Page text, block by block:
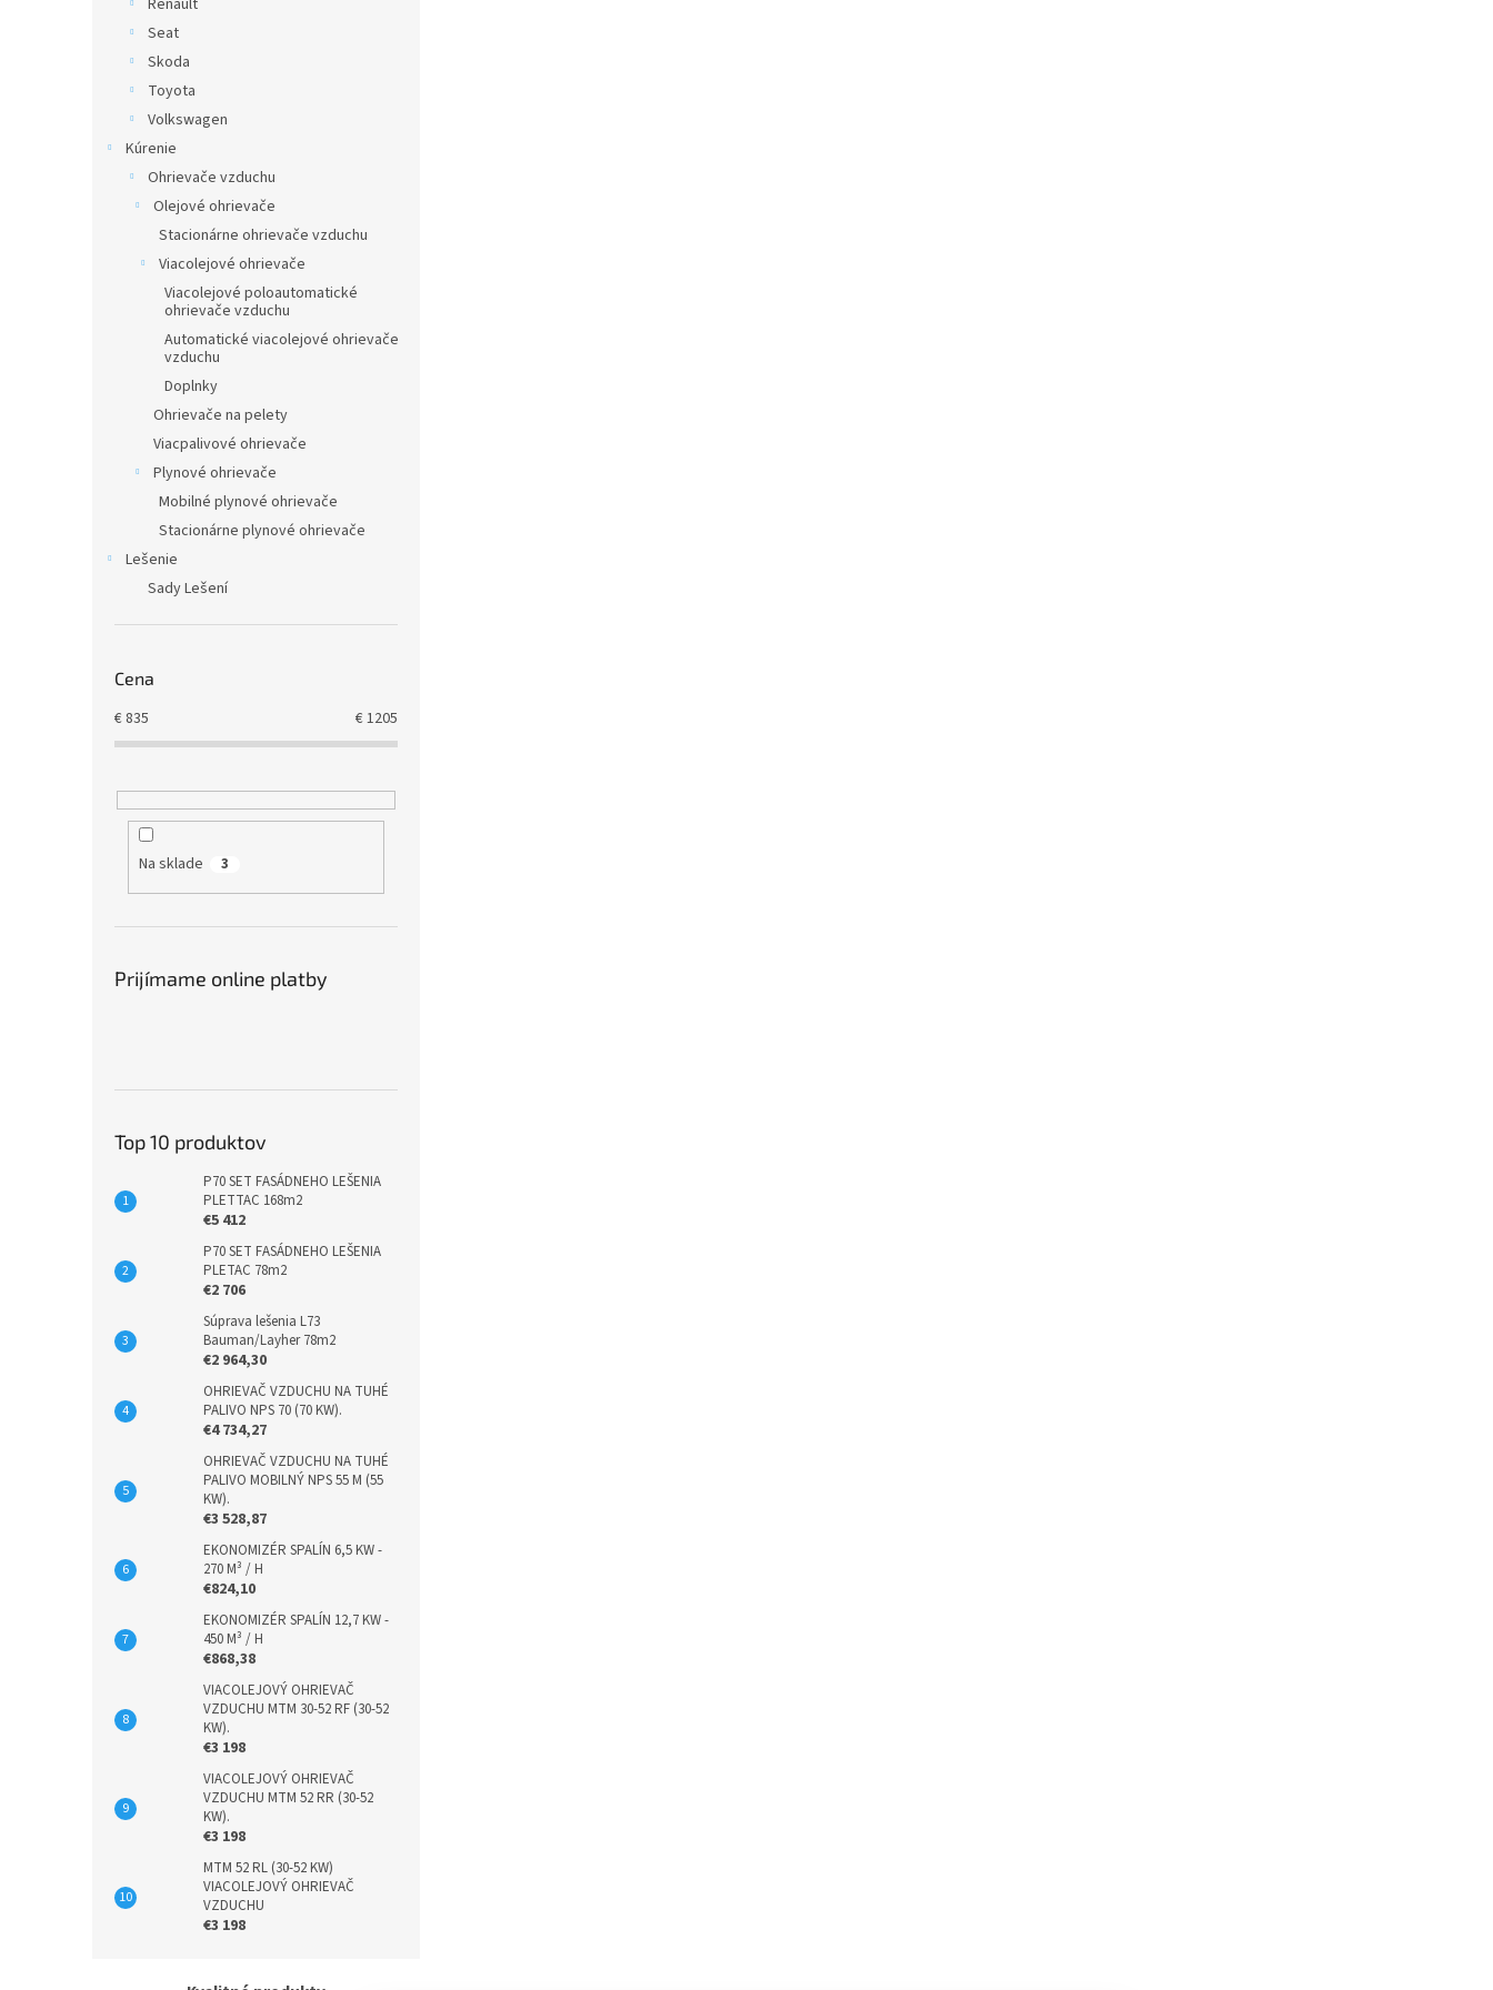
Renault
Seat
Skoda
Toyota
Volkswagen
Kúrenie
Ohrievače vzduchu
Olejové ohrievače
Stacionárne ohrievače vzduchu
Viacolejové ohrievače
Viacolejové poloautomatické
ohrievače vzduchu
Automatické viacolejové ohrievače
vzduchu
Doplnky
Ohrievače na pelety
Viacpalivové ohrievače
Plynové ohrievače
Mobilné plynové ohrievače
Stacionárne plynové ohrievače
Lešenie
Sady Lešení
Cena
€835 €1205
Na sklade 3
Prijímame online platby
Top 10 produktov
P70 SET FASÁDNEHO LEŠENIA
PLETTAC 168m2
€5 412
P70 SET FASÁDNEHO LEŠENIA
PLETAC 78m2
€2 706
Súprava lešenia L73
Bauman/Layher 78m2
€2 964,30
OHRIEVAČ VZDUCHU NA TUHÉ
PALIVO NPS 70 (70 KW).
€4 734,27
OHRIEVAČ VZDUCHU NA TUHÉ
PALIVO MOBILNÝ NPS 55 M (55
KW).
€3 528,87
EKONOMIZÉR SPALÍN 6,5 KW -
270 M³ / H
€824,10
EKONOMIZÉR SPALÍN 12,7 KW -
450 M³ / H
€868,38
VIACOLEJOVÝ OHRIEVAČ
VZDUCHU MTM 30-52 RF (30-52
KW).
€3 198
VIACOLEJOVÝ OHRIEVAČ
VZDUCHU MTM 52 RR (30-52
KW).
€3 198
MTM 52 RL (30-52 KW)
VIACOLEJOVÝ OHRIEVAČ
VZDUCHU
€3 198